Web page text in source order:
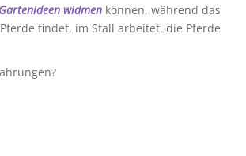
widmen können, während das
findet, im Stall arbeitet, die Pferde